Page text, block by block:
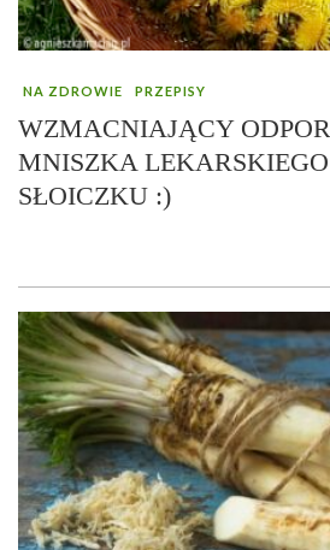
NA ZDROWIE PRZEPISY
WZMACNIAJĄCY
MNISZKA
SŁOICZKU :)